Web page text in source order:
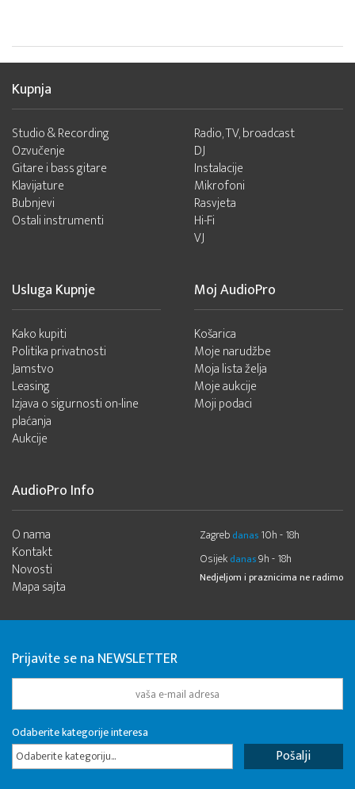
Kupnja
Studio & Recording
Ozvučenje
Gitare i bass gitare
Klavijature
Bubnjevi
Ostali instrumenti
Radio, TV, broadcast
DJ
Instalacije
Mikrofoni
Rasvjeta
Hi-Fi
VJ
Usluga Kupnje
Kako kupiti
Politika privatnosti
Jamstvo
Leasing
Izjava o sigurnosti on-line
plaćanja
Aukcije
Moj AudioPro
Košarica
Moje narudžbe
Moja lista želja
Moje aukcije
Moji podaci
AudioPro Info
O nama
Kontakt
Novosti
Mapa sajta
Zagreb danas 10h - 18h
Osijek danas9h - 18h
Nedjeljom i praznicima ne radimo
Prijavite se na NEWSLETTER
Odaberite kategorije interesa
Odaberite kategoriju...